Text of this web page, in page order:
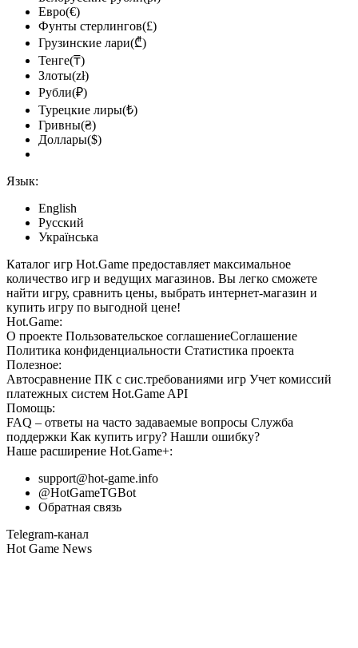
Евро(€)
Фунты стерлингов(£)
Грузинские лари(₾)
Тенге(₸)
Злоты(zł)
Рубли(₽)
Турецкие лиры(₺)
Гривны(₴)
Доллары($)
Язык:
English
Русский
Українська
Каталог игр Hot.Game предоставляет максимальное
количество игр и ведущих магазинов. Вы легко сможете
найти игру, сравнить цены, выбрать интернет-магазин и
купить игру по выгодной цене!
Hot.Game:
О проекте Пользовательское соглашениеСоглашение
Политика конфиденциальности Статистика проекта
Полезное:
Автосравнение ПК с сис.требованиями игр Учет комиссий
платежных систем Hot.Game API
Помощь:
FAQ – ответы на часто задаваемые вопросы Служба
поддержки Как купить игру? Нашли ошибку?
Наше расширение Hot.Game+:
support@hot-game.info
@HotGameTGBot
Обратная связь
Telegram-канал
Hot Game News